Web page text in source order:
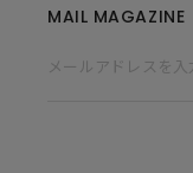
MAIL MAGAZINE